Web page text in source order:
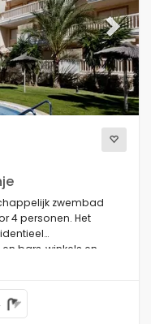
Next
zwembad
4 personen. Het
bars, winkels en
strand.